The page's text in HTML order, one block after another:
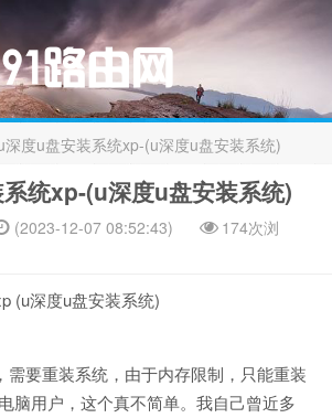
深度u盘安装系统xp-(u深度u盘安装系统)
统xp-(u深度u盘安装系统)
(2023-12-07 08:52:43)
174次浏
(u深度u盘安装系统)
需要重装系统，由于内存限制，只能重装
脑用户，这个真不简单。我自己曾近多